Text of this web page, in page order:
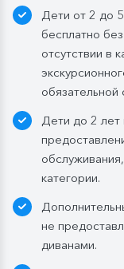
напиток (1
белое /
Каюты
ежедневное
день посадки:
— в рейсах
л.) при
в 2- и 3-
— в рейсах от
бутылка (1,5 л.);
Дети от 2 до
бесплатно
отсутствии в
обязательной
Дети до 2 лет
категории.
не
диванами.